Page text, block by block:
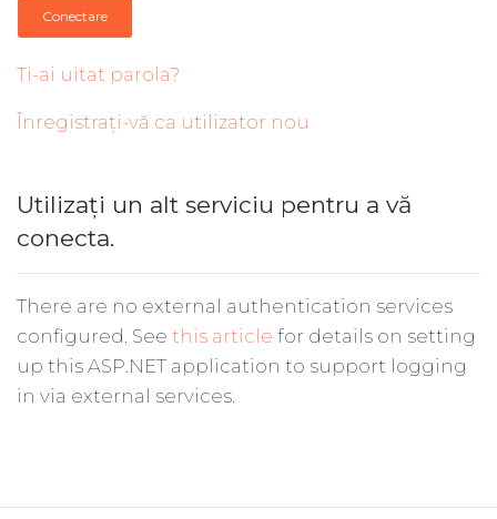
Conectare
Ti-ai uitat parola?
Înregistrați-vă ca utilizator nou
Utilizați un alt serviciu pentru a vă
conecta.
There are no external authentication services
configured. See this article for details on setting
up this ASP.NET application to support logging
in via external services.